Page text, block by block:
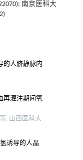
南京医科大